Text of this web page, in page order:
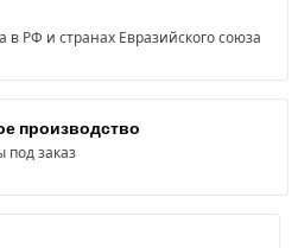
в РФ и странах Евразийского союза
производство
под заказ